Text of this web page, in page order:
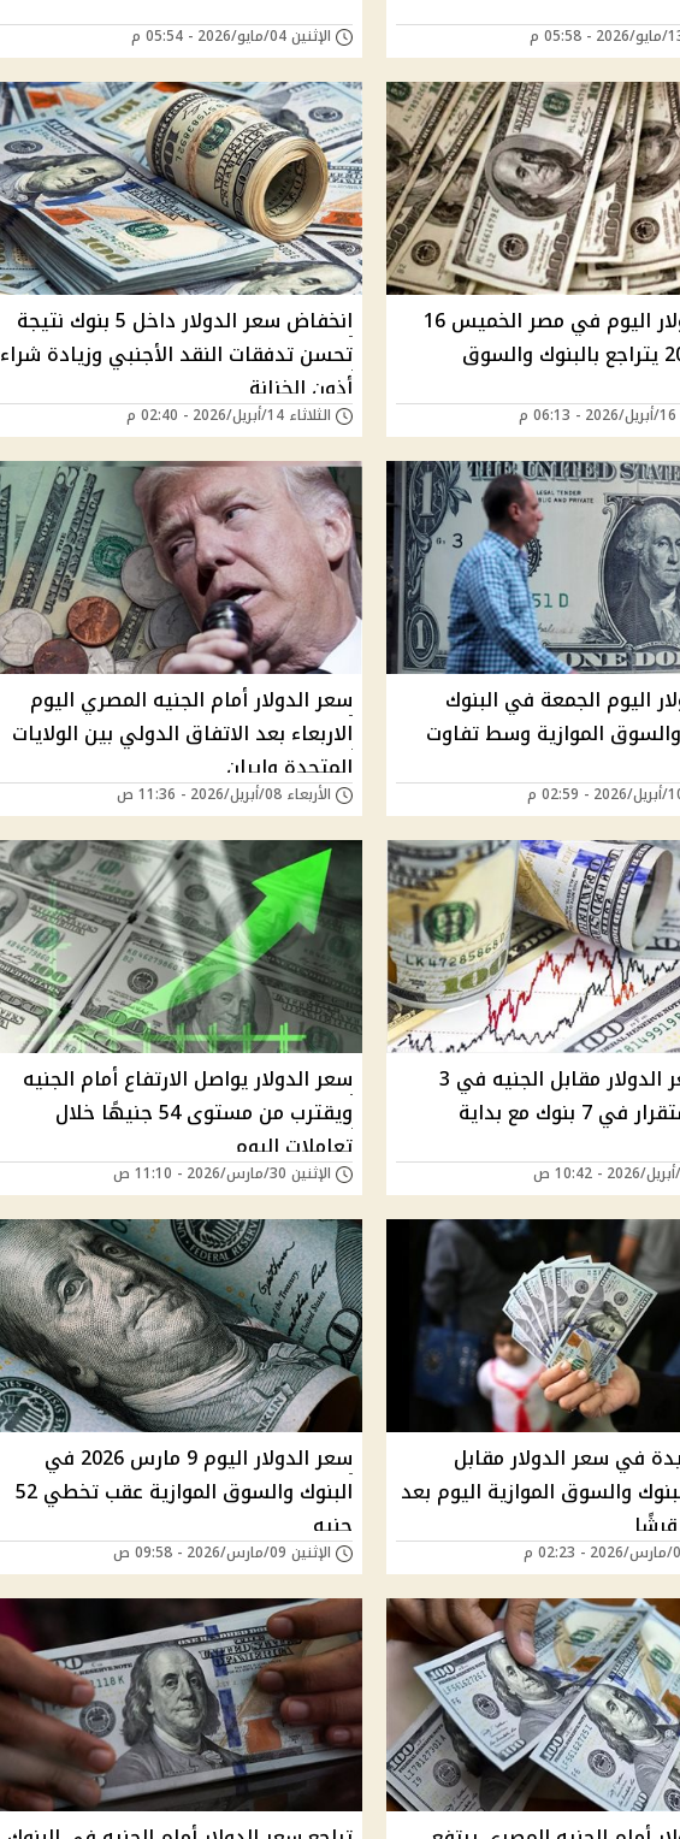
الإثنين 04/مايو/2026 - 05:54 م
سعر الدولار اليوم في مصر الخميس 16
أبريل 2026 يتراجع بالبنوك والسوق
انخفاض سعر الدولار داخل 5 بنوك نتيجة
تحسن تدفقات النقد الأجنبي وزيادة شراء
أذون الخزانة
الثلاثاء 14/أبريل/2026 - 02:40 م
اليوم الجمعة في البنوك
الموازية وسط تفاوت
سعر الدولار أمام الجنيه المصري اليوم
الاربعاء بعد الاتفاق الدولي بين الولايات
المتحدة وإيران
الأربعاء 08/أبريل/2026 - 11:36 ص
تراجع سعر الدولار مقابل الجنيه في 3
بنوك واستقرار في 7 بنوك مع بداية
سعر الدولار يواصل الارتفاع أمام الجنيه
ويقترب من مستوى 54 جنيهًا خلال
تعاملات اليوم
الإثنين 30/مارس/2026 - 11:10 ص
في سعر الدولار مقابل
والسوق الموازية اليوم بعد
سعر الدولار اليوم 9 مارس 2026 في
البنوك والسوق الموازية عقب تخطي 52
جنيه
الإثنين 09/مارس/2026 - 09:58 ص